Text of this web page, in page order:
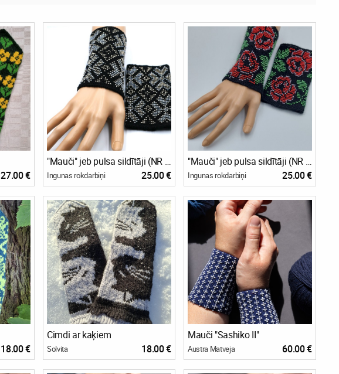
27.00 €
"Mauči" jeb pulsa sildītāji (NR 23)
Ingunas rokdarbiņi 25.00 €
"Mauči" jeb pulsa sildītāji (NR 22)
Ingunas rokdarbiņi 25.00 €
18.00 €
Cimdi ar kaķiem
Solvita 18.00 €
Mauči "Sashiko II"
Austra Matveja 60.00 €